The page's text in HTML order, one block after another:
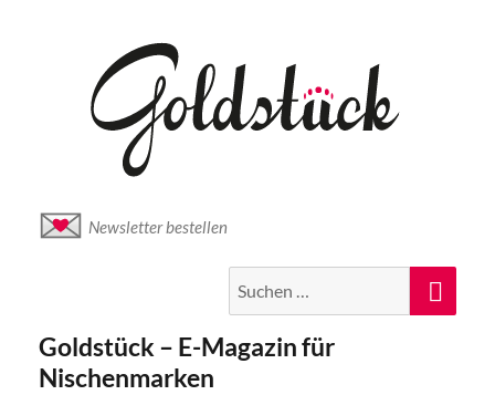
Newsletter bestellen
nach:
Goldstück – E-Magazin für
Nischenmarken